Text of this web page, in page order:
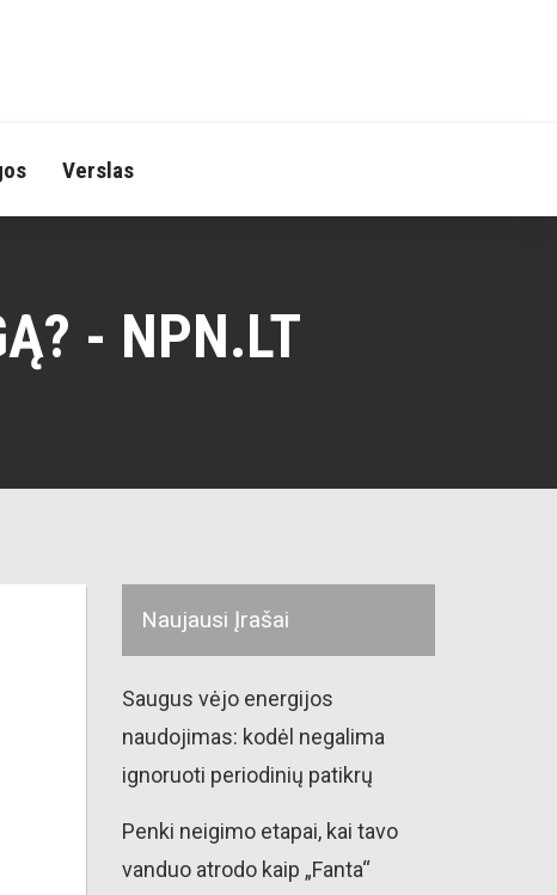
Verslas
- NPN.LT
Naujausi Įrašai
Saugus vėjo energijos
naudojimas: kodėl negalima
ignoruoti periodinių patikrų
Penki neigimo etapai, kai tavo
vanduo atrodo kaip „Fanta“